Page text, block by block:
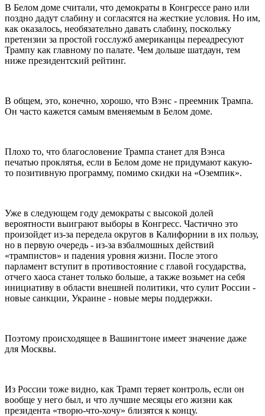
В Белом доме считали, что демократы в Конгрессе рано или
поздно дадут слабину и согласятся на жесткие условия. Но им,
как оказалось, необязательно давать слабину, поскольку
претензии за простой госслужб американцы переадресуют
Трампу как главному по палате. Чем дольше шатдаун, тем
ниже президентский рейтинг.
В общем, это, конечно, хорошо, что Вэнс - преемник Трампа.
Он часто кажется самым вменяемым в Белом доме.
Плохо то, что благословение Трампа станет для Вэнса
печатью проклятья, если в Белом доме не придумают какую-
то позитивную программу, помимо скидки на «Оземпик».
Уже в следующем году демократы с высокой долей
вероятности выиграют выборы в Конгресс. Частично это
произойдет из-за передела округов в Калифорнии в их пользу,
но в первую очередь - из-за взбалмошных действий
«трампистов» и падения уровня жизни. После этого
парламент вступит в противостояние с главой государства,
отчего хаоса станет только больше, а также возьмет на себя
инициативу в области внешней политики, что сулит России -
новые санкции, Украине - новые меры поддержки.
Поэтому происходящее в Вашингтоне имеет значение даже
для Москвы.
Из России тоже видно, как Трамп теряет контроль, если он
вообще у него был, и что лучшие месяцы его жизни как
президента «творю-что-хочу» близятся к концу.